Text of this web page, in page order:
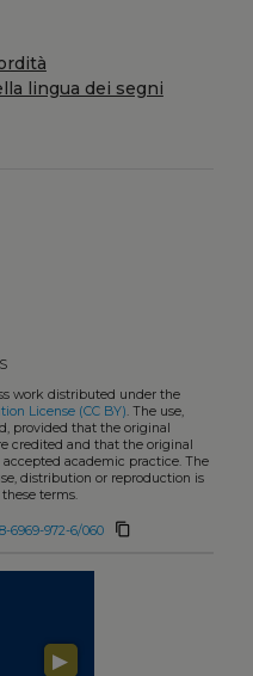
lingua dei segni
work distributed under the
License (CC BY). The use,
provided that the original
credited and that the original
academic practice. The
distribution or reproduction is
terms.
6969-972-6/060 content_copy
▶